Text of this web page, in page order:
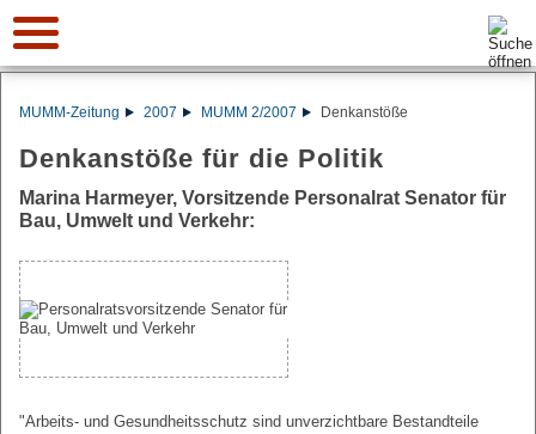
Suche:
MUMM-Zeitung 2007 MUMM 2/2007 Denkanstöße
Denkanstöße für die Politik
Marina Harmeyer, Vorsitzende Personalrat Senator für
Bau, Umwelt und Verkehr:
"Arbeits- und Gesundheitsschutz sind unverzichtbare Bestandteile